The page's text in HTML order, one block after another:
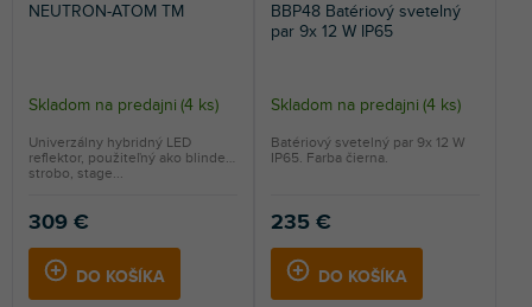
NEUTRON-ATOM TM
Skladom na predajni (4 ks)
309 €
DO KOŠÍKA
Univerzálny hybridný LED
reflektor, použiteľný ako blinder,
strobo, stage...
BBP48 Batériový svetelný
par 9x 12 W IP65
Skladom na predajni (4 ks)
235 €
DO KOŠÍKA
Batériový svetelný par 9x 12 W
IP65. Farba čierna.